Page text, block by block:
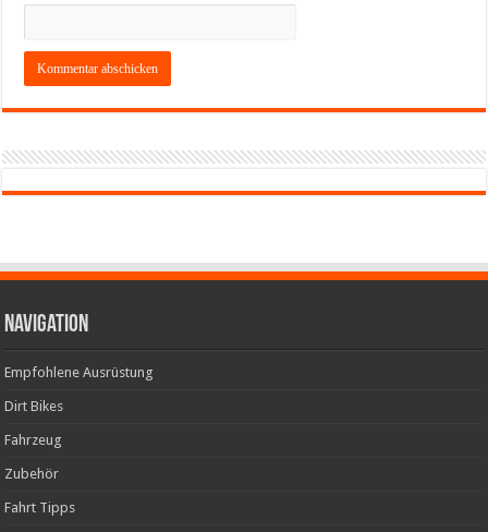
Navigation
Empfohlene Ausrüstung
Dirt Bikes
Fahrzeug
Zubehör
Fahrt Tipps